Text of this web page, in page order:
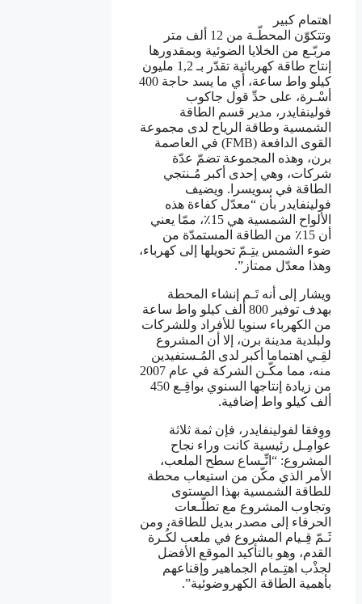
اهتمام كبير
وتتكوّن المحطّـة من 12 ألف متر
مربّـع من الخلايا الضوئية وبمقدورها
إنتاج طاقة كهربائية تقدّر بـ 1,2 مليون
كيلو واط ساعة، أي ما يسد حاجة 400
أسْـرة، على حدِّ قول جاكوب
فولينفايدر، مدير قسم الطاقة
الشمسية وطاقة الرياح لدى مجموعة
القوى الدافعة (FMB) في العاصمة
برن، وهذه المجموعة تضمّ عدّة
شركات، وهي إحدى أكبر مُـنتجي
الطاقة في سويسرا. ويضيف
فولينفايدر بأن “معدّل كفاءة هذه
الألواح الشمسية هي 15٪، ممّا يعني
أن 15٪ من الطاقة المستمدّة من
ضوء الشمس يتِـمّ تحويلها إلى كهرباء،
وهذا معدّل ممتاز”.
ويشار إلى أنه تَـم إنشاء المحطة
بهدف توفير 800 ألف كيلو واط ساعة
من الكهرباء سنويا للأفراد وللشركات
ولبلدية مدينة برن، إلا أن المشروع
لقِـي اهتماما أكبر لدى المُـستفيدين
منه، مما مكّـن الشركة في عام 2007
من زيادة إنتاجها السنوي بواقِـع 450
ألف كيلو واط إضافية.
ووِفقا لفولينفايدر، فإن ثمة ثلاثة
عوامِـل رئيسية كانت وراء نجاح
المشروع: “اتِّـساع سطح الملعب،
الأمر الذي مكّن من استيعاب محطة
للطاقة الشمسية بهذا المستوى
وتجاوب المشروع مع تطلّـعات
الحرفاء إلى مصدر بديل للطاقة، ومن
ثَـمّ قِـيام المشروع في ملعب لكُـرة
القدم، وهو بالتأكيد الموقع الأفضل
لجذْب اهتِـمام الجماهير وإقناعهم
بأهمية الطاقة الكهروضوئية”.